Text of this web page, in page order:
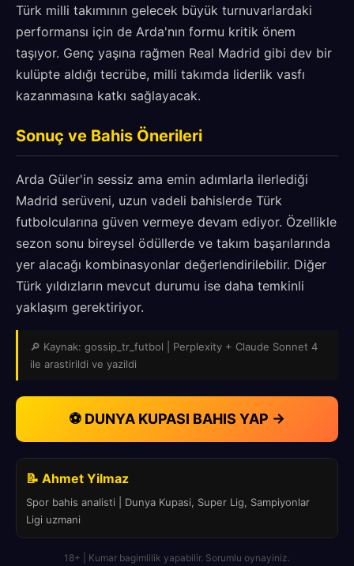
Türk milli takımının gelecek büyük turnuvarlardaki
performansı için de Arda'nın formu kritik önem
taşıyor. Genç yaşına rağmen Real Madrid gibi dev bir
kulüpte aldığı tecrübe, milli takımda liderlik vasfı
kazanmasına katkı sağlayacak.
Sonuç ve Bahis Önerileri
Arda Güler'in sessiz ama emin adımlarla ilerlediği
Madrid serüveni, uzun vadeli bahislerde Türk
futbolcularına güven vermeye devam ediyor. Özellikle
sezon sonu bireysel ödüllerde ve takım başarılarında
yer alacağı kombinasyonlar değerlendirilebilir. Diğer
Türk yıldızların mevcut durumu ise daha temkinli
yaklaşım gerektiriyor.
🔎 Kaynak: gossip_tr_futbol | Perplexity + Claude Sonnet 4
ile arastirildi ve yazildi
⚽ DUNYA KUPASI BAHIS YAP →
📝 Ahmet Yilmaz
Spor bahis analisti | Dunya Kupasi, Super Lig, Sampiyonlar
Ligi uzmani
18+ | Kumar bagimlilik yapabilir. Sorumlu oynayiniz.